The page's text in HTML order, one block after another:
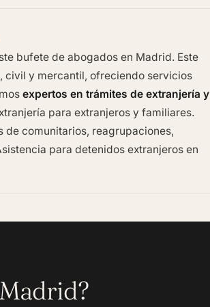
bufete de abogados en Madrid. Este
civil y mercantil, ofreciendo servicios
expertos en trámites de extranjería y
para extranjeros y familiares.
comunitarios, reagrupaciones,
para detenidos extranjeros en